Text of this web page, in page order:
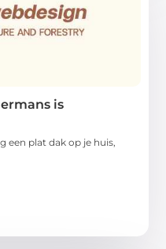
is
een plat dak op je huis,